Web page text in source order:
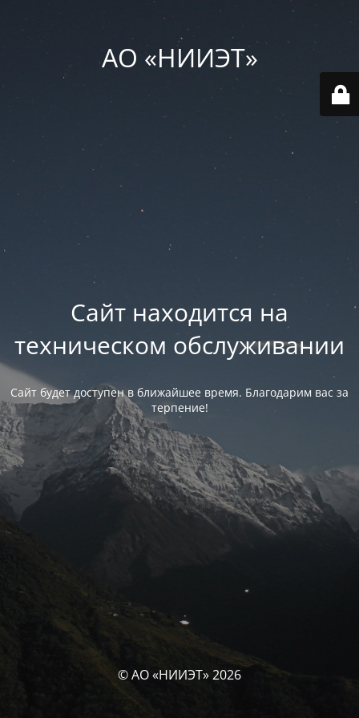
АО «НИИЭТ»
Сайт находится на
техническом обслуживании
Сайт будет доступен в ближайшее время. Благодарим вас за
терпение!
© АО «НИИЭТ» 2026